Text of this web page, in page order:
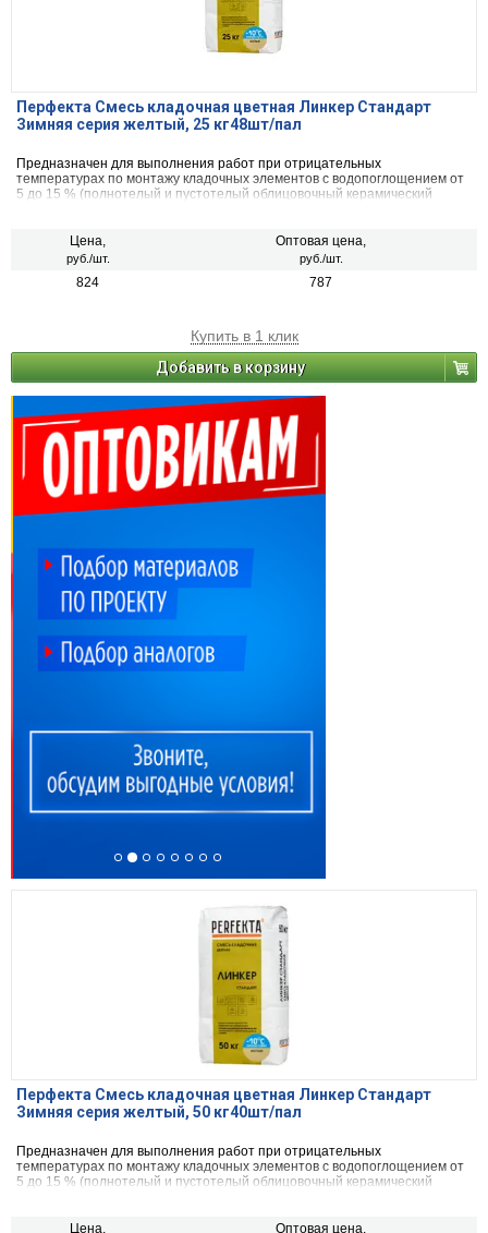
Перфекта Смесь кладочная цветная Линкер Стандарт
Зимняя серия желтый, 25 кг48шт/пал
Предназначен для выполнения работ при отрицательных
температурах по монтажу кладочных элементов с водопоглощением от
5 до 15 % (полнотелый и пустотелый облицовочный керамический
Цена,
руб./шт.
Оптовая цена,
руб./шт.
824 787
Купить в 1 клик
Добавить в корзину
Перфекта Смесь кладочная цветная Линкер Стандарт
Зимняя серия желтый, 50 кг40шт/пал
Предназначен для выполнения работ при отрицательных
температурах по монтажу кладочных элементов с водопоглощением от
5 до 15 % (полнотелый и пустотелый облицовочный керамический
Цена,
Оптовая цена,